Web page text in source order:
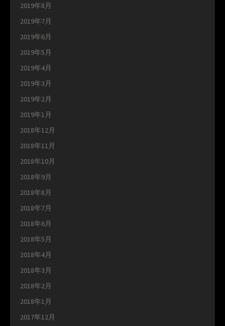
2019年8月
2019年7月
2019年6月
2019年5月
2019年4月
2019年3月
2019年2月
2019年1月
2018年12月
2018年11月
2018年10月
2018年9月
2018年8月
2018年7月
2018年6月
2018年5月
2018年4月
2018年3月
2018年2月
2018年1月
2017年12月